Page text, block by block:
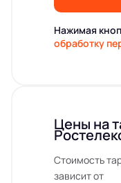
Нажимая
обработку
Цены на
Стоимость
зависит от